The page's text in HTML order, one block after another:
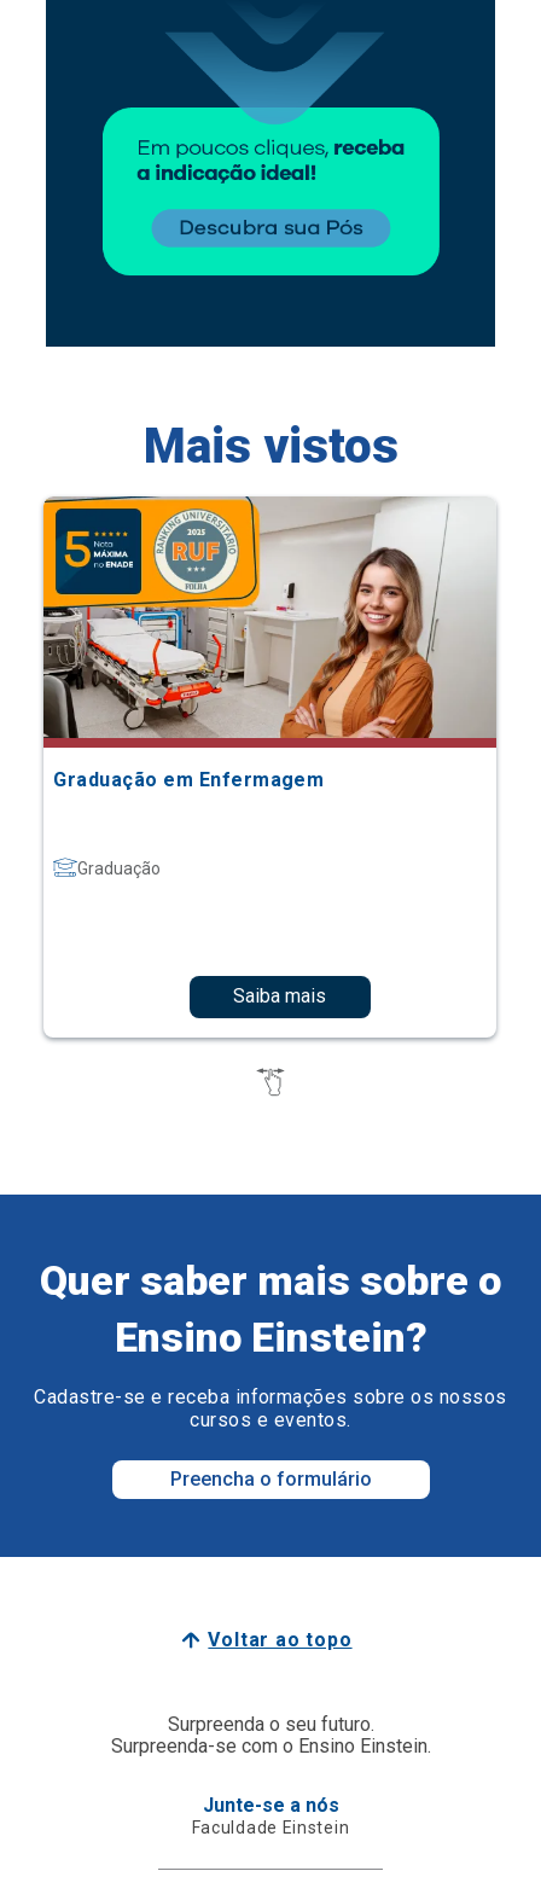
Mais vistos
Graduação em Enfermagem
Graduação
Saiba mais
Quer saber mais sobre o
Ensino Einstein?
Cadastre-se e receba informações sobre os nossos
cursos e eventos.
Preencha o formulário
Voltar ao topo
Surpreenda o seu futuro.
Surpreenda-se com o Ensino Einstein.
Junte-se a nós
Faculdade Einstein